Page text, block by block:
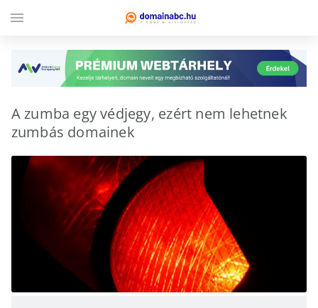
A zumba egy védjegy, ezért nem lehetnek
zumbás domainek
menu